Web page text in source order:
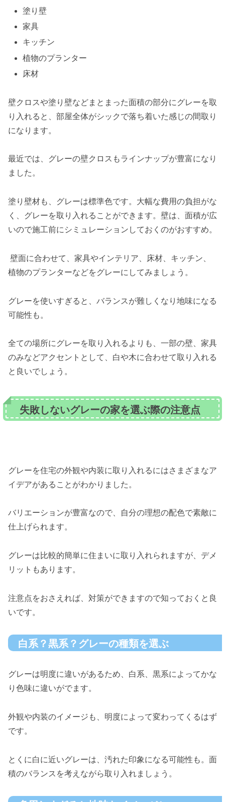
塗り壁
家具
キッチン
植物のプランター
床材
壁クロスや塗り壁などまとまった面積の部分にグレーを取
り入れると、部屋全体がシックで落ち着いた感じの間取り
になります。
最近では、グレーの壁クロスもラインナップが豊富になり
ました。
塗り壁材も、グレーは標準色です。大幅な費用の負担がな
く、グレーを取り入れることができます。壁は、面積が広
いので施工前にシミュレーションしておくのがおすすめ。
壁面に合わせて、家具やインテリア、床材、キッチン、
植物のプランターなどをグレーにしてみましょう。
グレーを使いすぎると、バランスが難しくなり地味になる
可能性も。
全ての場所にグレーを取り入れるよりも、一部の壁、家具
のみなどアクセントとして、白や木に合わせて取り入れる
と良いでしょう。
失敗しないグレーの家を選ぶ際の注意点
グレーを住宅の外観や内装に取り入れるにはさまざまなア
イデアがあることがわかりました。
バリエーションが豊富なので、自分の理想の配色で素敵に
仕上げられます。
グレーは比較的簡単に住まいに取り入れられますが、デメ
リットもあります。
注意点をおさえれば、対策ができますので知っておくと良
いです。
白系？黒系？グレーの種類を選ぶ
グレーは明度に違いがあるため、白系、黒系によってかな
り色味に違いがでます。
外観や内装のイメージも、明度によって変わってくるはず
です。
とくに白に近いグレーは、汚れた印象になる可能性も。面
積のバランスを考えながら取り入れましょう。